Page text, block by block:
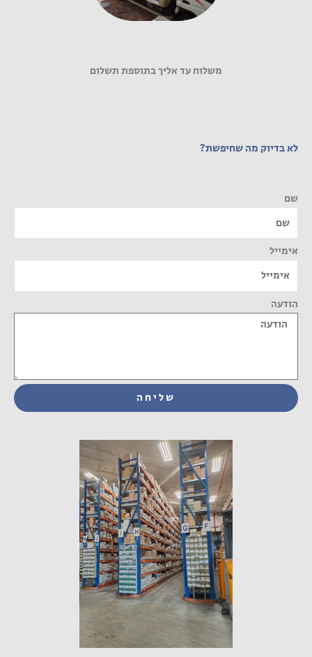
משלוח עד אליך בתוספת תשלום
לא בדיוק מה שחיפשת?
שם
אימייל
הודעה
שליחה